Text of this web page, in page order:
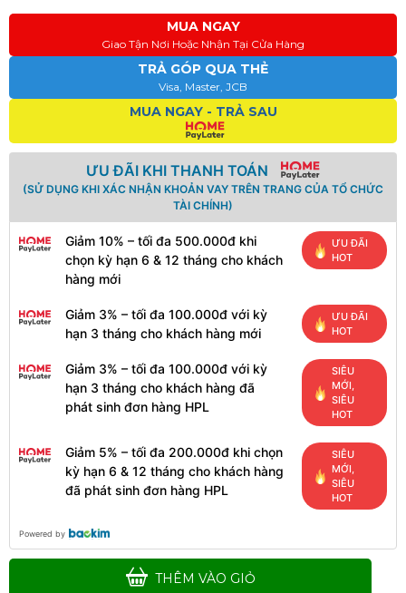
MUA NGAY
Giao Tận Nơi Hoặc Nhận Tại Cửa Hàng
TRẢ GÓP QUA THẺ
Visa, Master, JCB
MUA NGAY - TRẢ SAU
ƯU ĐÃI KHI THANH TOÁN
(SỬ DỤNG KHI XÁC NHẬN KHOẢN VAY TRÊN TRANG CỦA TỔ CHỨC
TÀI CHÍNH)
Giảm 10% – tối đa 500.000đ khi
chọn kỳ hạn 6 & 12 tháng cho khách
hàng mới
ƯU ĐÃI
HOT
Giảm 3% – tối đa 100.000đ với kỳ
hạn 3 tháng cho khách hàng mới
ƯU ĐÃI
HOT
Giảm 3% – tối đa 100.000đ với kỳ
hạn 3 tháng cho khách hàng đã
phát sinh đơn hàng HPL
SIÊU
MỚI,
SIÊU
HOT
Giảm 5% – tối đa 200.000đ khi chọn
kỳ hạn 6 & 12 tháng cho khách hàng
đã phát sinh đơn hàng HPL
SIÊU
MỚI,
SIÊU
HOT
Powered by
THÊM VÀO GIỎ
Màn hình Infinity V2422F 24 inch
New (FHD/VA/75Hz/HDR/Chuyên
Game)